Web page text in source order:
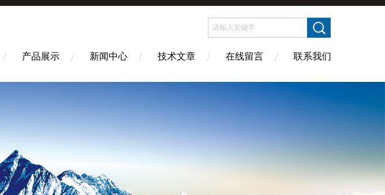
产品展示 新闻中心 技术文章 在线留言 联系我们